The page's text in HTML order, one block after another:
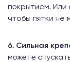
покрытием. Или
чтобы пятки не
6. Сильная
можете